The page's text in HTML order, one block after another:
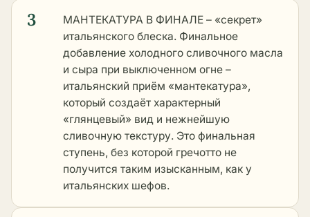
3
МАНТЕКАТУРА В ФИНАЛЕ – «секрет»
итальянского блеска. Финальное
добавление холодного сливочного масла
и сыра при выключенном огне –
итальянский приём «мантекатура»,
который создаёт характерный
«глянцевый» вид и нежнейшую
сливочную текстуру. Это финальная
ступень, без которой гречотто не
получится таким изысканным, как у
итальянских шефов.